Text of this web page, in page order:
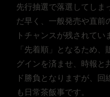
先行抽選で落選してしま
だ早く、一般発売や直前
トチャンスが残されてい
「先着順」となるため
グインを済ませ、時報と
ド勝負となりますが、回
も日常茶飯事です。